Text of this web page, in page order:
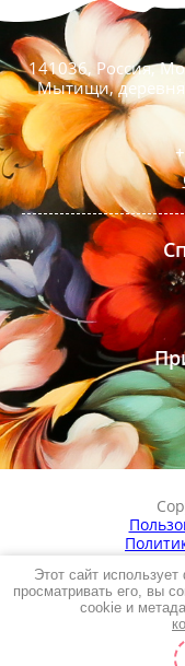
141036, Россия,
Мытищи, деревня
Этот сайт
просматривать его, вы
cookie и